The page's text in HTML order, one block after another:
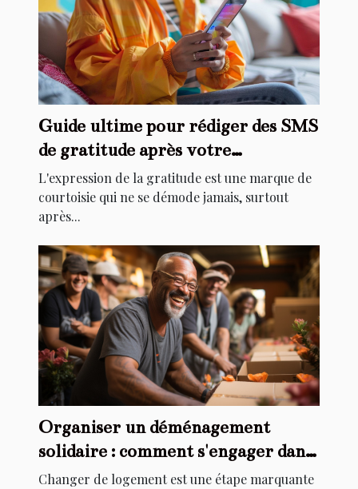
Guide ultime pour rédiger des SMS
de gratitude après votre
anniversaire
L'expression de la gratitude est une marque de
courtoisie qui ne se démode jamais, surtout
après...
Organiser un déménagement
solidaire : comment s'engager dans
l'aide au relogement
Changer de logement est une étape marquante